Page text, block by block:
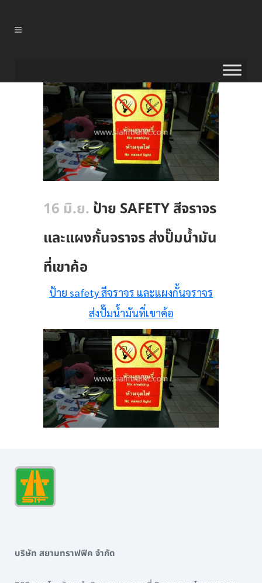
16 มิ.ย. ป้าย SAFETY สีจราจร
และแผงกั้นจราจร ส่งปั๊มน้ำมัน
ที่เขาค้อ
ป้าย safety สีจราจร และแผงกั้นจราจร
ส่งปั๊มน้ำมันที่เขาค้อ
บริษัท สยามทราฟฟิค จำกัด